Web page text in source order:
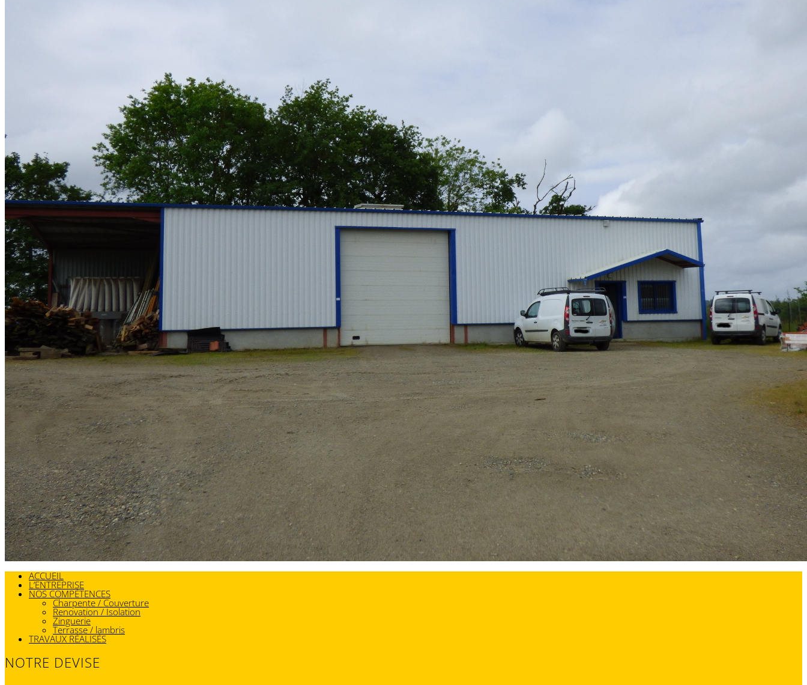
ACCUEIL
L’ENTREPRISE
NOS COMPÉTENCES
Charpente / Couverture
Renovation / Isolation
Zinguerie
Terrasse / lambris
TRAVAUX RÉALISÉS
NOTRE DEVISE